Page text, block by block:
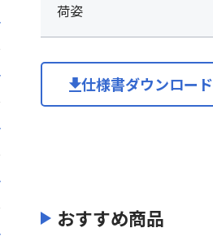
荷姿
仕様書ダウンロード
おすすめ商品